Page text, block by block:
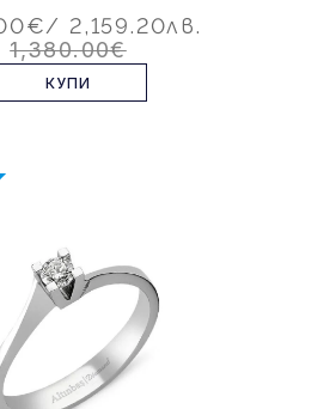
/ 2,159.20лв.
1,380.00€
КУПИ